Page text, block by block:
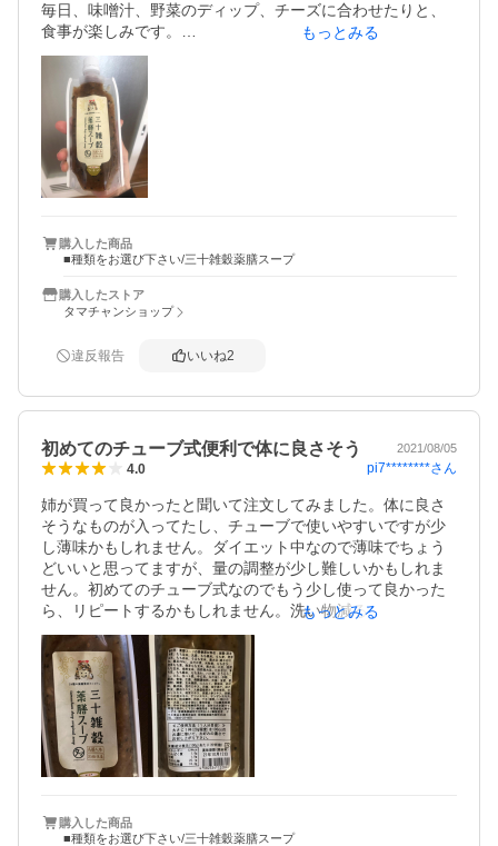
毎日、味噌汁、野菜のディップ、チーズに合わせたりと、
食事が楽しみです。
この時代だからこそ、食の在り方、毎日採るものですか
ら、どうせなら、身体に良いものに辿り着いた、昨今で
す。
もっとみる
購入した商品
■種類をお選び下さい/三十雑穀薬膳スープ
購入したストア
タマチャンショップ
違反報告 いいね2
初めてのチューブ式便利で体に良さそう 2021/08/05
4.0 pi7********さん
姉が買って良かったと聞いて注文してみました。体に良さ
そうなものが入ってたし、チューブで使いやすいですが少
し薄味かもしれません。ダイエット中なので薄味でちょう
どいいと思ってますが、量の調整が少し難しいかもしれま
せん。初めてのチューブ式なのでもう少し使って良かった
ら、リピートするかもしれません。洗い物減るし、場所も
取らないので便利だと思います。
もっとみる
購入した商品
■種類をお選び下さい/三十雑穀薬膳スープ